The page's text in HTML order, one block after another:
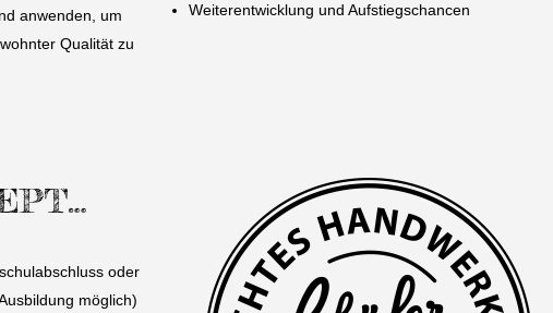
anwenden, um
Qualität zu
Weiterentwicklung und Aufstiegschancen
oder
möglich)